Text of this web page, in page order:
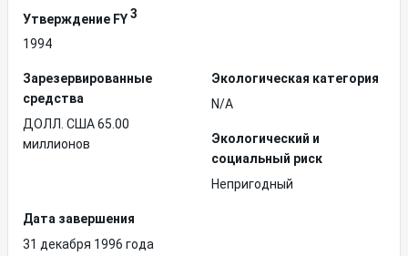
Утверждение FY3
1994
Зарезервированные
средства
ДОЛЛ. США 65.00
миллионов
Экологическая категория
N/A
Экологический и
социальный риск
Непригодный
Дата завершения
31 декабря 1996 года